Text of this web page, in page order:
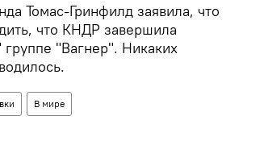
Томас-Гринфилд заявила, что
что КНДР завершила
"Вагнер". Никаких
В мире